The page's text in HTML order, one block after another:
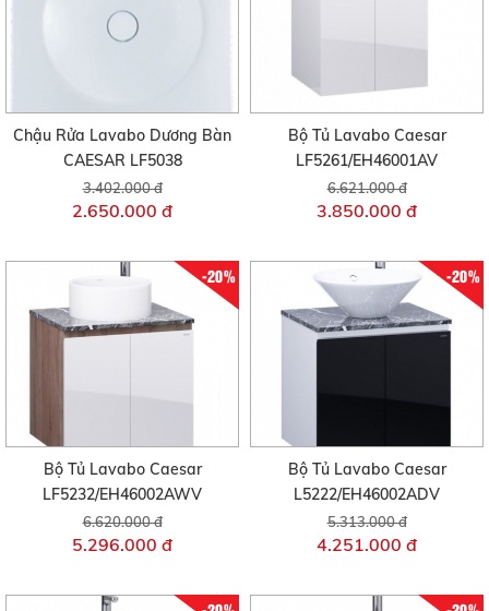
Chậu Rửa Lavabo Dương Bàn
CAESAR LF5038
3.402.000 đ
2.650.000 đ
Bộ Tủ Lavabo Caesar
LF5261/EH46001AV
6.621.000 đ
3.850.000 đ
-20%
Bộ Tủ Lavabo Caesar
LF5232/EH46002AWV
6.620.000 đ
5.296.000 đ
-20%
Bộ Tủ Lavabo Caesar
L5222/EH46002ADV
5.313.000 đ
4.251.000 đ